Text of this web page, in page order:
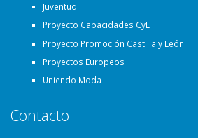
Juventud
Proyecto Capacidades CyL
Proyecto Promoción Castilla y León
Proyectos Europeos
Uniendo Moda
Contacto ___